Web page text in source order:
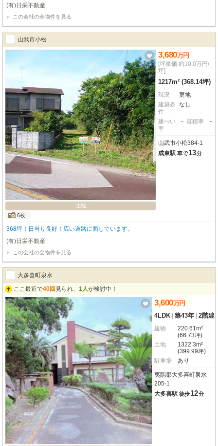
(有)日栄不動産
この会社の全物件を見る
山武市小松
土地
6枚
3,680万円
[坪単価 約10.0万円/
坪]
1217m² (368.14坪)
現況
更地
建築条
件
なし
建ぺい
率
－ 容積率 －
山武市小松384-1
成東駅 車で13分
368坪！日当り良好！広い道路に面しています。
(有)日栄不動産
この会社の全物件を見る
大多喜町泉水
ここ最近で40回 見られ、 1人が検討中！
3,600万円
4LDK 築43年 2階建
建物
220.61m²
(66.73坪)
土地
1322.3m²
(399.99坪)
駐車場
あり
夷隅郡大多喜町泉水
205-1
大多喜駅 徒歩12分